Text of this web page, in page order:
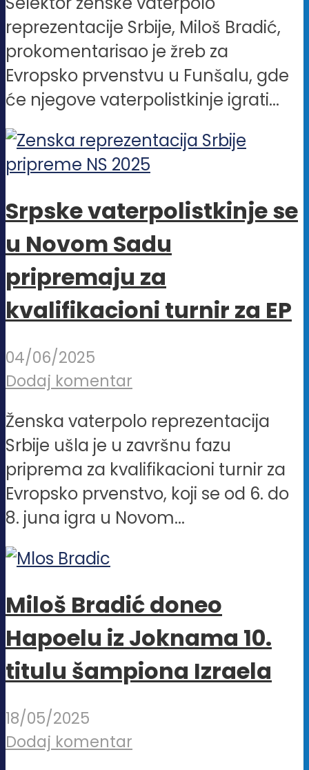
reprezentacije Srbije, Miloš Bradić,
prokomentarisao je žreb za
Evropsko prvenstvu u Funšalu, gde
će njegove vaterpolistkinje igrati...
Srpske vaterpolistkinje se
u Novom Sadu
pripremaju za
kvalifikacioni turnir za EP
04/06/2025
Dodaj komentar
Ženska vaterpolo reprezentacija
Srbije ušla je u završnu fazu
priprema za kvalifikacioni turnir za
Evropsko prvenstvo, koji se od 6. do
8. juna igra u Novom...
Miloš Bradić doneo
Hapoelu iz Joknama 10.
titulu šampiona Izraela
18/05/2025
Dodaj komentar